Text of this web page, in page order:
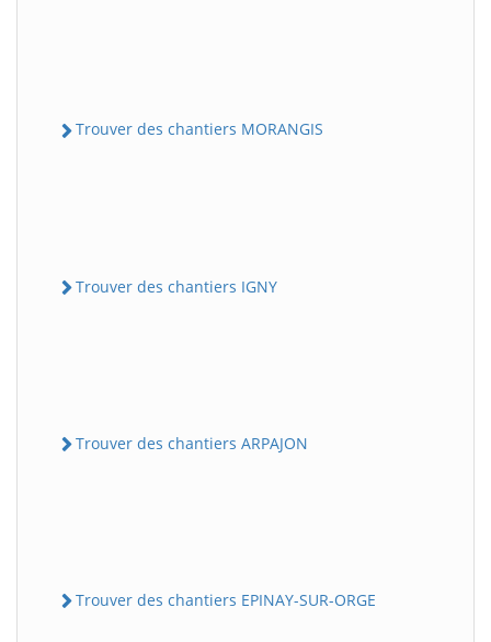
Trouver des chantiers MORANGIS
Trouver des chantiers IGNY
Trouver des chantiers ARPAJON
Trouver des chantiers EPINAY-SUR-ORGE